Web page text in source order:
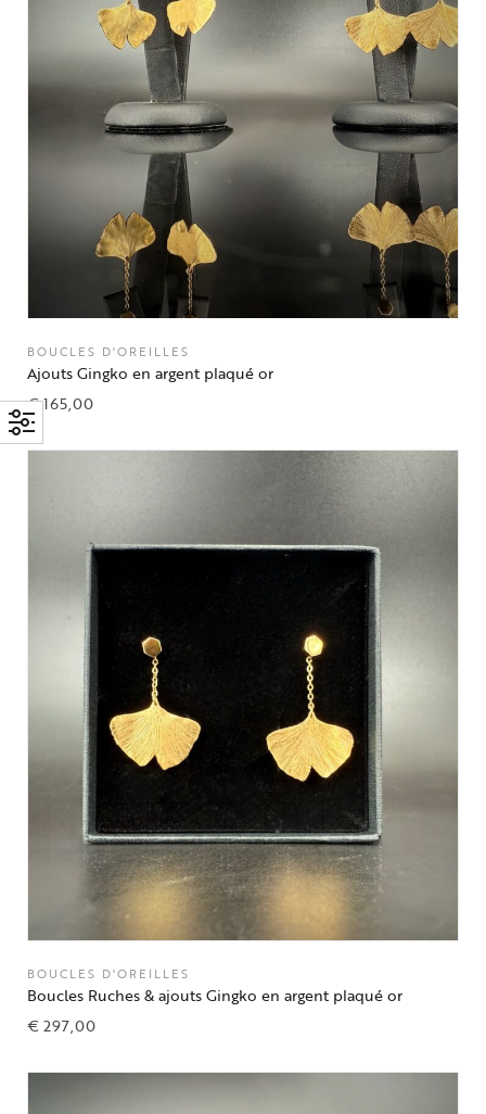
BOUCLES D'OREILLES
Ajouts Gingko en argent plaqué or
€165,00
BOUCLES D'OREILLES
Boucles Ruches & ajouts Gingko en argent plaqué or
€297,00